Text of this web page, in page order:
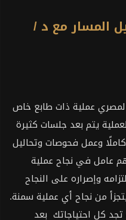
المسار مع د /
عملية ذات طابع خاص
يتم بعد جلسات كثيرة
وعمل فحوصات وتحاليل
عامل في نجاح عملية
وإصراره على النجاح
من نجاح أي عملية سمنة.
كل احتياجاتك بعد